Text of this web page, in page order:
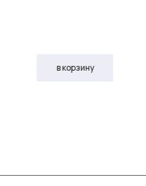
в корзину